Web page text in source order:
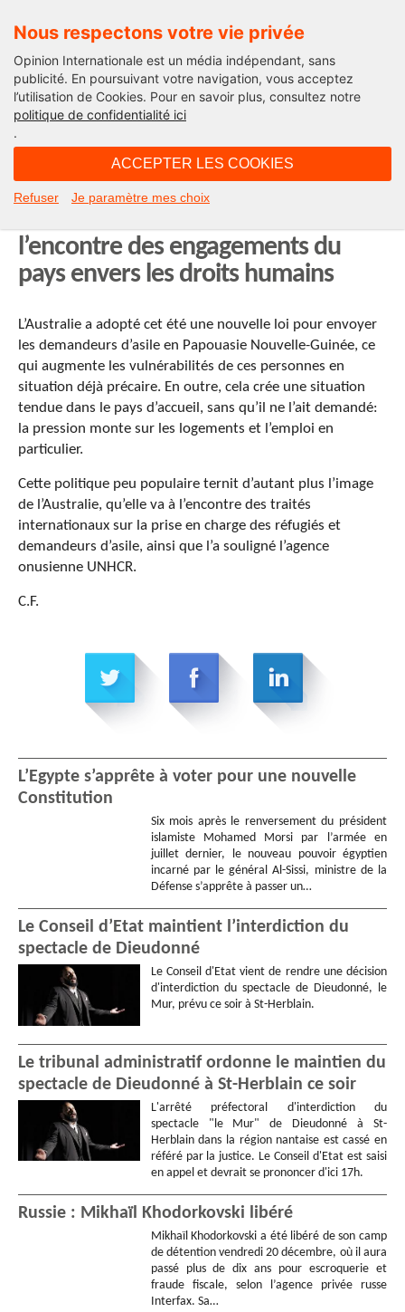
Nous respectons votre vie privée
Opinion Internationale est un média indépendant, sans
publicité. En poursuivant votre navigation, vous acceptez
l’utilisation de Cookies. Pour en savoir plus, consultez notre
politique de confidentialité ici
.
ACCEPTER LES COOKIES
Refuser Je paramètre mes choix
Le Fil
La nouvelle politique australienne
l’encontre des engagements du
pays envers les droits humains
L’Australie a adopté cet été une nouvelle loi pour envoyer
les demandeurs d’asile en Papouasie Nouvelle-Guinée, ce
qui augmente les vulnérabilités de ces personnes en
situation déjà précaire. En outre, cela crée une situation
tendue dans le pays d’accueil, sans qu’il ne l’ait demandé:
la pression monte sur les logements et l’emploi en
particulier.
Cette politique peu populaire ternit d’autant plus l’image
de l’Australie, qu’elle va à l’encontre des traités
internationaux sur la prise en charge des réfugiés et
demandeurs d’asile, ainsi que l’a souligné l’agence
onusienne UNHCR.
C.F.
L’Egypte s’apprête à voter pour une nouvelle
Constitution
Six mois après le renversement du président
islamiste Mohamed Morsi par l’armée en
juillet dernier, le nouveau pouvoir égyptien
incarné par le général Al-Sissi, ministre de la
Défense s’apprête à passer un…
Le Conseil d’Etat maintient l’interdiction du
spectacle de Dieudonné
Le Conseil d'Etat vient de rendre une décision
d'interdiction du spectacle de Dieudonné, le
Mur, prévu ce soir à St-Herblain.
Le tribunal administratif ordonne le maintien du
spectacle de Dieudonné à St-Herblain ce soir
L'arrêté préfectoral d'interdiction du
spectacle "le Mur" de Dieudonné à St-
Herblain dans la région nantaise est cassé en
référé par la justice. Le Conseil d'Etat est saisi
en appel et devrait se prononcer d'ici 17h.
Russie : Mikhaïl Khodorkovski libéré
Mikhaïl Khodorkovski a été libéré de son camp
de détention vendredi 20 décembre, où il aura
passé plus de dix ans pour escroquerie et
fraude fiscale, selon l’agence privée russe
Interfax. Sa…